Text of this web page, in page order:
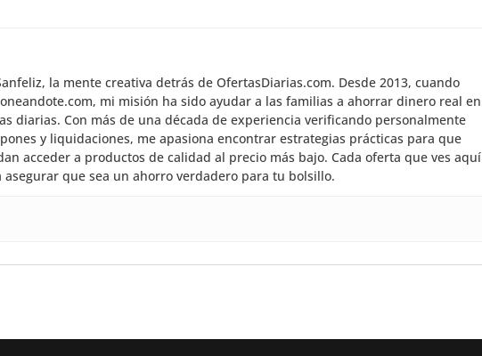
la mente creativa detrás de OfertasDiarias.com. Desde 2013, cuando
mi misión ha sido ayudar a las familias a ahorrar dinero real en
diarias. Con más de una década de experiencia verificando personalmente
y liquidaciones, me apasiona encontrar estrategias prácticas para que
acceder a productos de calidad al precio más bajo. Cada oferta que ves aquí
que sea un ahorro verdadero para tu bolsillo.